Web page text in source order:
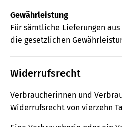
Gewährleistung
Für sämtliche Lieferungen
die gesetzlichen
Widerrufsrecht
Verbraucherinnen und
Widerrufsrecht von vierzehn